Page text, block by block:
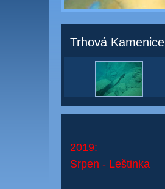
Trhová Kamenice
2019:
Srpen - Leštinka